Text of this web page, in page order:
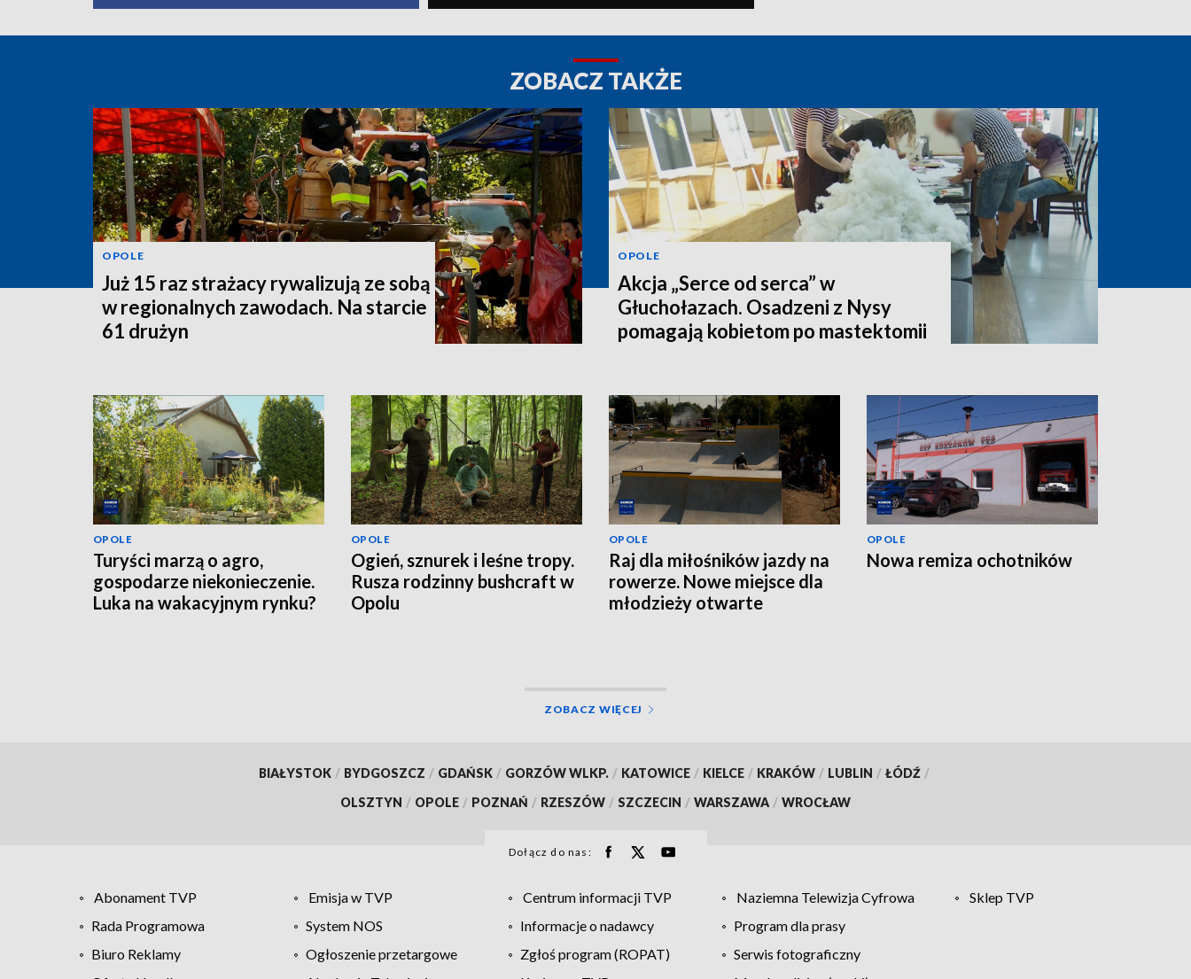
ZOBACZ TAKŻE
OPOLE
Już 15 raz strażacy rywalizują ze sobą
w regionalnych zawodach. Na starcie
61 drużyn
OPOLE
Akcja „Serce od serca” w
Głuchołazach. Osadzeni z Nysy
pomagają kobietom po mastektomii
OPOLE
Turyści marzą o agro,
gospodarze niekonieczenie.
Luka na wakacyjnym rynku?
OPOLE
Ogień, sznurek i leśne tropy.
Rusza rodzinny bushcraft w
Opolu
OPOLE
Raj dla miłośników jazdy na
rowerze. Nowe miejsce dla
młodzieży otwarte
OPOLE
Nowa remiza ochotników
ZOBACZ WIĘCEJ
BIAŁYSTOK / BYDGOSZCZ / GDAŃSK / GORZÓW WLKP. / KATOWICE / KIELCE / KRAKÓW / LUBLIN / ŁÓDŹ /
OLSZTYN / OPOLE / POZNAŃ / RZESZÓW / SZCZECIN / WARSZAWA / WROCŁAW
Dołącz do nas:
Abonament TVP Emisja w TVP Centrum informacji TVP Naziemna Telewizja Cyfrowa
Sklep TVP
Rada Programowa
System NOS Informacje o nadawcy
Program dla prasy
Biuro Reklamy
Ogłoszenie przetargowe Zgłoś program (ROPAT)
Serwis fotograficzny